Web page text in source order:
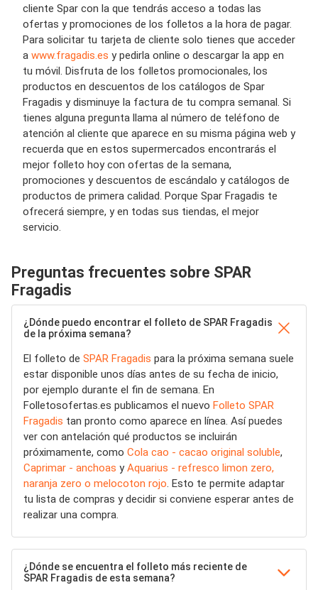
cliente Spar con la que tendrás acceso a todas las
ofertas y promociones de los folletos a la hora de pagar.
Para solicitar tu tarjeta de cliente solo tienes que acceder
a www.fragadis.es y pedirla online o descargar la app en
tu móvil. Disfruta de los folletos promocionales, los
productos en descuentos de los catálogos de Spar
Fragadis y disminuye la factura de tu compra semanal. Si
tienes alguna pregunta llama al número de teléfono de
atención al cliente que aparece en su misma página web y
recuerda que en estos supermercados encontrarás el
mejor folleto hoy con ofertas de la semana,
promociones y descuentos de escándalo y catálogos de
productos de primera calidad. Porque Spar Fragadis te
ofrecerá siempre, y en todas sus tiendas, el mejor
servicio.
Preguntas frecuentes sobre SPAR
Fragadis
¿Dónde puedo encontrar el folleto de SPAR Fragadis
de la próxima semana?
El folleto de SPAR Fragadis para la próxima semana suele
estar disponible unos días antes de su fecha de inicio,
por ejemplo durante el fin de semana. En
Folletosofertas.es publicamos el nuevo Folleto SPAR
Fragadis tan pronto como aparece en línea. Así puedes
ver con antelación qué productos se incluirán
próximamente, como Cola cao - cacao original soluble,
Caprimar - anchoas yAquarius - refresco limon zero,
naranja zero o melocoton rojo. Esto te permite adaptar
tu lista de compras y decidir si conviene esperar antes de
realizar una compra.
¿Dónde se encuentra el folleto más reciente de
SPAR Fragadis de esta semana?